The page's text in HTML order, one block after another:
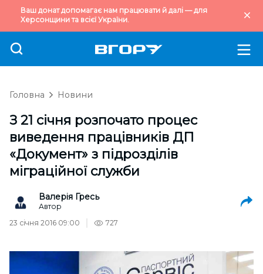
Ваш донат допомагає нам працювати й далі — для
Херсонщини та всієї України.
Головна Новини
З 21 січня розпочато процес
виведення працівників ДП
«Документ» з підрозділів
міграційної служби
Валерія Гресь
Автор
23 січня 2016 09:00
727